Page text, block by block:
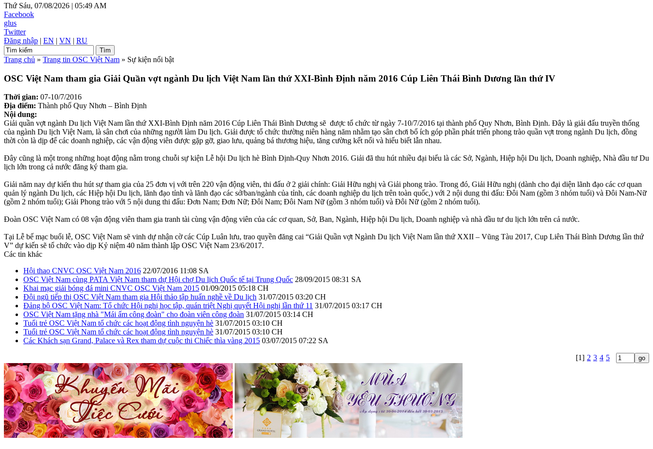
Thứ Sáu, 07/08/2026 | 05:49 AM
Facebook
glus
Twitter
Đăng nhập | EN | VN | RU
Trang chủ » Trang tin OSC Việt Nam » Sự kiện nổi bật
OSC Việt Nam tham gia Giải Quần vợt ngành Du lịch Việt Nam lần thứ XXI-Bình Định năm 2016 Cúp Liên Thái Bình Dương lần thứ IV
Thời gian: 07-10/7/2016
Địa điểm: Thành phố Quy Nhơn – Bình Định
Nội dung:
Giải quần vợt ngành Du lịch Việt Nam lần thứ XXI-Bình Định năm 2016 Cúp Liên Thái Bình Dương sẽ được tổ chức từ ngày 7-10/7/2016 tại thành phố Quy Nhơn, Bình Định. Đây là giải đấu truyền thống
của ngành Du lịch Việt Nam, là sân chơi của những người làm Du lịch. Giải được tổ chức thường niên hàng năm nhằm tạo sân chơi bổ ích góp phần phát triển phong trào quần vợt trong ngành Du lịch, đồng
thời còn là dịp để các doanh nghiệp, các vận động viên được gặp gỡ, giao lưu, quảng bá thương hiệu, tăng cường kết nối và hiểu biết lẫn nhau.
Đây cũng là một trong những hoạt động nằm trong chuỗi sự kiện Lễ hội Du lịch hè Bình Định-Quy Nhơn 2016. Giải đã thu hút nhiều đại biểu là các Sở, Ngành, Hiệp hội Du lịch, Doanh nghiệp, Nhà đầu tư Du
lịch lớn trong cả nước đăng ký tham gia.
Giải năm nay dự kiến thu hút sự tham gia của 25 đơn vị với trên 220 vận động viên, thi đấu ở 2 giải chính: Giải Hữu nghị và Giải phong trào. Trong đó, Giải Hữu nghị (dành cho đại diện lãnh đạo các cơ quan
quản lý ngành Du lịch, các Hiệp hội Du lịch, lãnh đạo tỉnh và lãnh đạo các sở/ban/ngành của tỉnh, các doanh nghiệp du lịch trên toàn quốc,) với 2 nội dung thi đấu: Đôi Nam (gồm 3 nhóm tuổi) và Đôi Nam-Nữ
(gồm 2 nhóm tuổi); Giải Phong trào với 5 nội dung thi đấu: Đơn Nam; Đơn Nữ; Đôi Nam; Đôi Nam Nữ (gồm 3 nhóm tuổi) và Đôi Nữ (gồm 2 nhóm tuổi).
Đoàn OSC Việt Nam có 08 vận động viên tham gia tranh tài cùng vận động viên của các cơ quan, Sở, Ban, Ngành, Hiệp hội Du lịch, Doanh nghiệp và nhà đầu tư du lịch lớn trên cả nước.
Tại Lễ bế mạc buổi lễ, OSC Việt Nam sẽ vinh dự nhận cờ các Cúp Luân lưu, trao quyền đăng cai “Giải Quần vợt Ngành Du lịch Việt Nam lần thứ XXII – Vũng Tàu 2017, Cup Liên Thái Bình Dương lần thứ
V” dự kiến sẽ tổ chức vào dịp Kỷ niệm 40 năm thành lập OSC Việt Nam 23/6/2017.
Các tin khác
Hội thao CNVC OSC Việt Nam 2016 22/07/2016 11:08 SA
OSC Việt Nam cùng PATA Việt Nam tham dự Hội chợ Du lịch Quốc tế tại Trung Quốc 28/09/2015 08:31 SA
Khai mạc giải bóng đá mini CNVC OSC Việt Nam 2015 01/09/2015 05:18 CH
Đội ngũ tiếp thị OSC Việt Nam tham gia Hội thảo tập huấn nghề về Du lịch 31/07/2015 03:20 CH
Đảng bộ OSC Việt Nam: Tổ chức Hội nghị học tập, quán triệt Nghị quyết Hội nghị lần thứ 11 31/07/2015 03:17 CH
OSC Việt Nam tặng nhà "Mái ấm công đoàn" cho đoàn viên công đoàn 31/07/2015 03:14 CH
Tuổi trẻ OSC Việt Nam tổ chức các hoạt động tình nguyện hè 31/07/2015 03:10 CH
Tuổi trẻ OSC Việt Nam tổ chức các hoạt động tình nguyện hè 31/07/2015 03:10 CH
Các Khách sạn Grand, Palace và Rex tham dự cuộc thi Chiếc thìa vàng 2015 03/07/2015 07:22 SA
[1] 2 3 4 5